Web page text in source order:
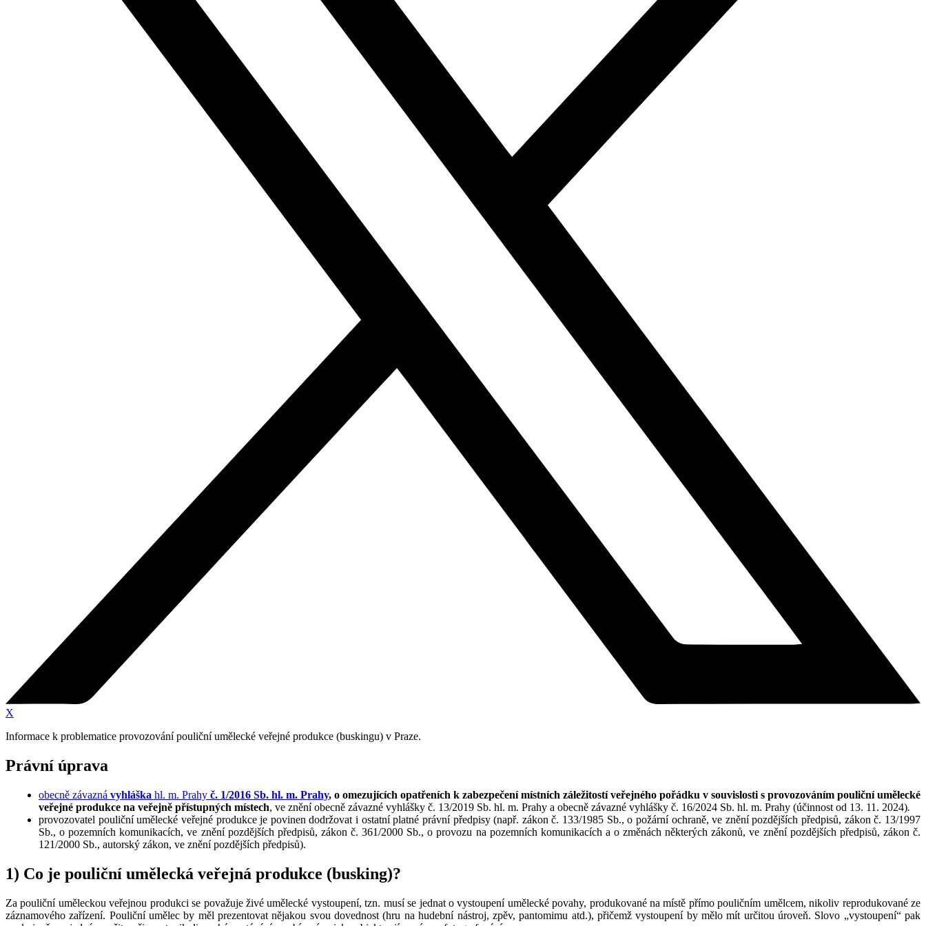
X
Informace k problematice provozování pouliční umělecké veřejné produkce (buskingu) v Praze.
Právní úprava
obecně závazná vyhláška hl. m. Prahy č. 1/2016 Sb. hl. m. Prahy, o omezujících opatřeních k zabezpečení místních záležitostí veřejného pořádku v souvislosti s provozováním pouliční umělecké
veřejné produkce na veřejně přístupných místech, ve znění obecně závazné vyhlášky č. 13/2019 Sb. hl. m. Prahy a obecně závazné vyhlášky č. 16/2024 Sb. hl. m. Prahy (účinnost od 13. 11. 2024).
provozovatel pouliční umělecké veřejné produkce je povinen dodržovat i ostatní platné právní předpisy (např. zákon č. 133/1985 Sb., o požární ochraně, ve znění pozdějších předpisů, zákon č. 13/1997
Sb., o pozemních komunikacích, ve znění pozdějších předpisů, zákon č. 361/2000 Sb., o provozu na pozemních komunikacích a o změnách některých zákonů, ve znění pozdějších předpisů, zákon č.
121/2000 Sb., autorský zákon, ve znění pozdějších předpisů).
1) Co je pouliční umělecká veřejná produkce (busking)?
Za pouliční uměleckou veřejnou produkci se považuje živé umělecké vystoupení, tzn. musí se jednat o vystoupení umělecké povahy, produkované na místě přímo pouličním umělcem, nikoliv reprodukované ze
záznamového zařízení. Pouliční umělec by měl prezentovat nějakou svou dovednost (hru na hudební nástroj, zpěv, pantomimu atd.), přičemž vystoupení by mělo mít určitou úroveň. Slovo „vystoupení“ pak